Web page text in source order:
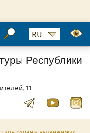
11
Республики